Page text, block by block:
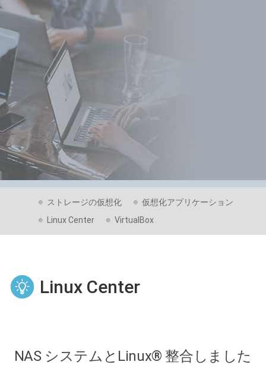
ストレージの仮想化
仮想化アプリケーション
Linux Center
VirtualBox
Linux Center
NAS システムとLinux® 整合しました